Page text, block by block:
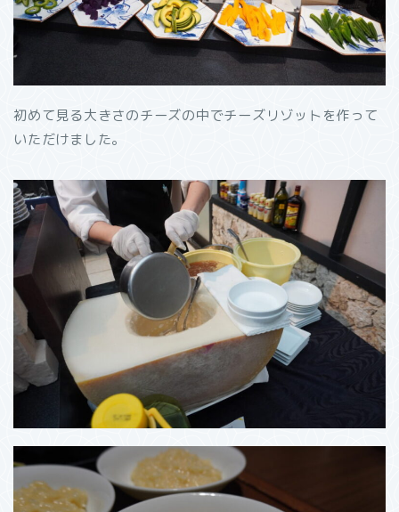
初めて見る大きさのチーズの中でチーズリゾットを作って
いただけました。